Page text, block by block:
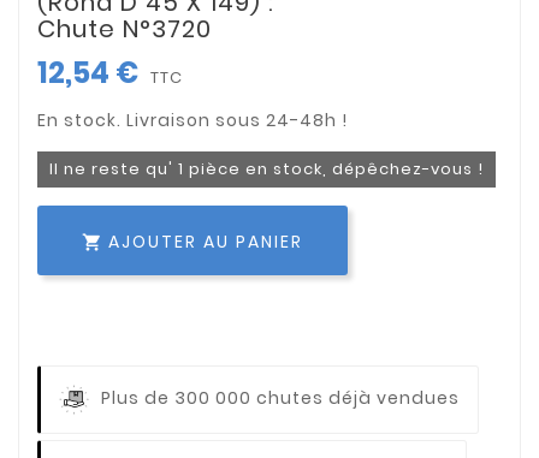
Chute N°3720
12,54 € TTC
Il ne reste qu' 1 pièce en stock, dépêchez-vous !
 AJOUTER AU PANIER
Plus de 300 000 chutes déjà vendues